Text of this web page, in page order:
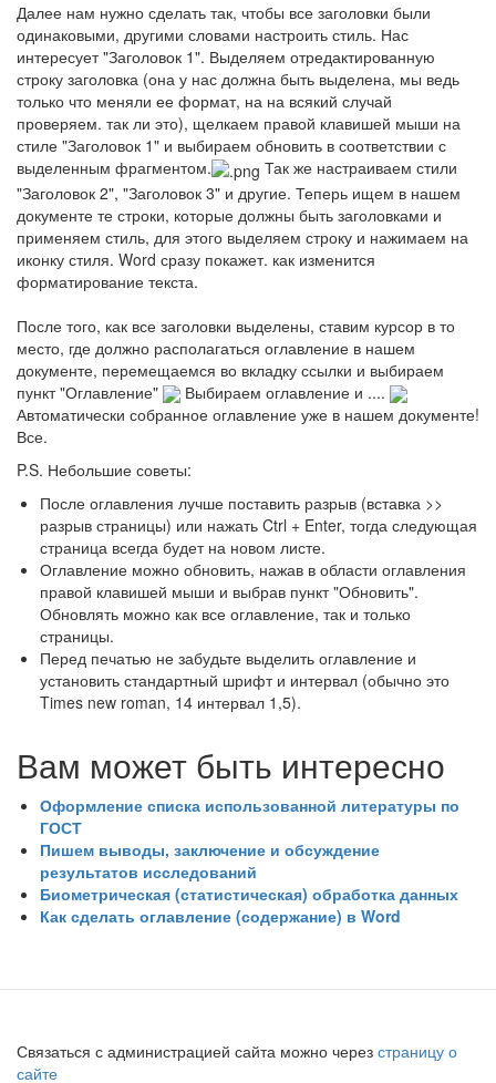
Далее нам нужно сделать так, чтобы все заголовки были
одинаковыми, другими словами настроить стиль. Нас
интересует "Заголовок 1". Выделяем отредактированную
строку заголовка (она у нас должна быть выделена, мы ведь
только что меняли ее формат, на на всякий случай
проверяем. так ли это), щелкаем правой клавишей мыши на
стиле "Заголовок 1" и выбираем обновить в соответствии с
выделенным фрагментом.
Так же настраиваем стили
"Заголовок 2", "Заголовок 3" и другие. Теперь ищем в нашем
документе те строки, которые должны быть заголовками и
применяем стиль, для этого выделяем строку и нажимаем на
иконку стиля. Word сразу покажет. как изменится
форматирование текста.
После того, как все заголовки выделены, ставим курсор в то
место, где должно располагаться оглавление в нашем
документе, перемещаемся во вкладку ссылки и выбираем
пункт "Оглавление"
Выбираем оглавление и ....
Автоматически собранное оглавление уже в нашем документе!
Все.
P.S. Небольшие советы:
После оглавления лучше поставить разрыв (вставка >>
разрыв страницы) или нажать Ctrl + Enter, тогда следующая
страница всегда будет на новом листе.
Оглавление можно обновить, нажав в области оглавления
правой клавишей мыши и выбрав пункт "Обновить".
Обновлять можно как все оглавление, так и только
страницы.
Перед печатью не забудьте выделить оглавление и
установить стандартный шрифт и интервал (обычно это
Times new roman, 14 интервал 1,5).
Вам может быть интересно
Оформление списка использованной литературы по
ГОСТ
Пишем выводы, заключение и обсуждение
результатов исследований
Биометрическая (статистическая) обработка данных
Как сделать оглавление (содержание) в Word
Связаться с администрацией сайта можно через страницу о
сайте